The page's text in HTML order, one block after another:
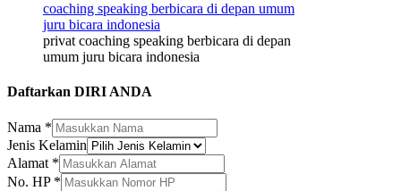
privat coaching speaking berbicara di depan
umum juru bicara indonesia
Daftarkan DIRI ANDA
Nama *
No.
Kelamin
Alamat
Jenis Kelamin
Alamat *
No. HP *